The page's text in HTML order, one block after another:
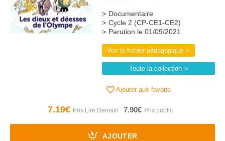
Documentaire
Cycle 2 (CP-CE1-CE2)
Parution le 01/09/2021
Voir le fichier pédagogique
Toute la collection
Ajouter aux favoris
7.19€ 7.90€
AJOUTER